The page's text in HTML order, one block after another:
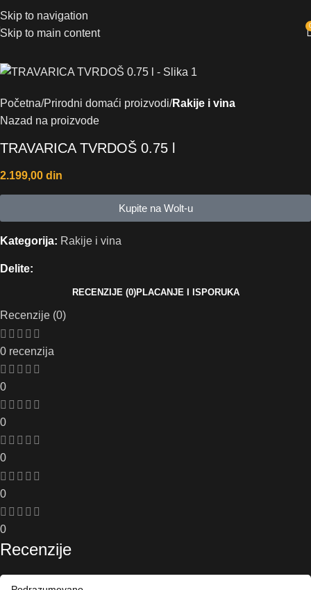
Skip to navigation
Skip to main content
Početna Prirodni domaći proizvodi Rakije i vina
Nazad na proizvode
TRAVARICA TVRDOŠ 0.75 l
2.199,00 din
Kupite na Wolt-u
Kategorija: Rakije i vina
Delite:
RECENZIJE (0)PLACANJE I ISPORUKA
Recenzije (0)
0 recenzija
0
0
0
0
0
Recenzije